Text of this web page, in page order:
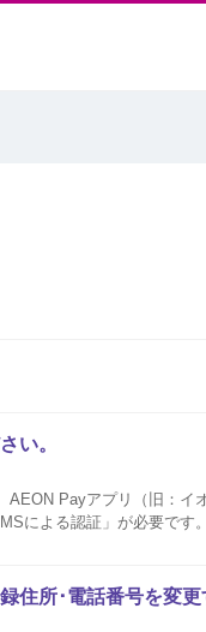
い。
による認証」が必要です
住所･電話番号を変